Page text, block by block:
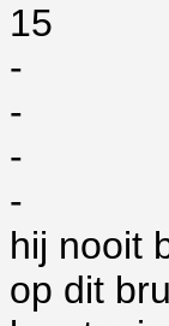
15
-
-
-
-
hij nooit
op dit